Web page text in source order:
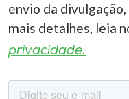
envio da
mais detalhes, leia
privacidade.